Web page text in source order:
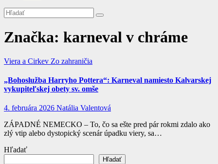
Značka: karneval v chráme
Viera a Cirkev Zo zahraničia
„Bohoslužba Harryho Pottera“: Karneval namiesto Kalvarskej
vykupiteľskej obety sv. omše
4. februára 2026 Natália Valentová
ZÁPADNÉ NEMECKO – To, čo sa ešte pred pár rokmi zdalo ako
zlý vtip alebo dystopický scenár úpadku viery, sa…
Hľadať
Hľadať